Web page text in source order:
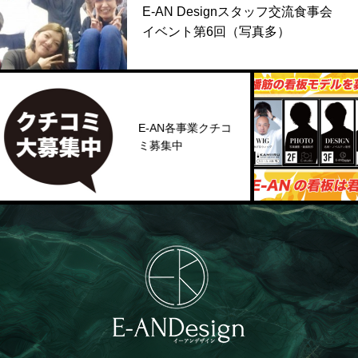
E-AN Designスタッフ交流食事会
イベント第6回（写真多）
E-AN各事業クチコ
ミ募集中